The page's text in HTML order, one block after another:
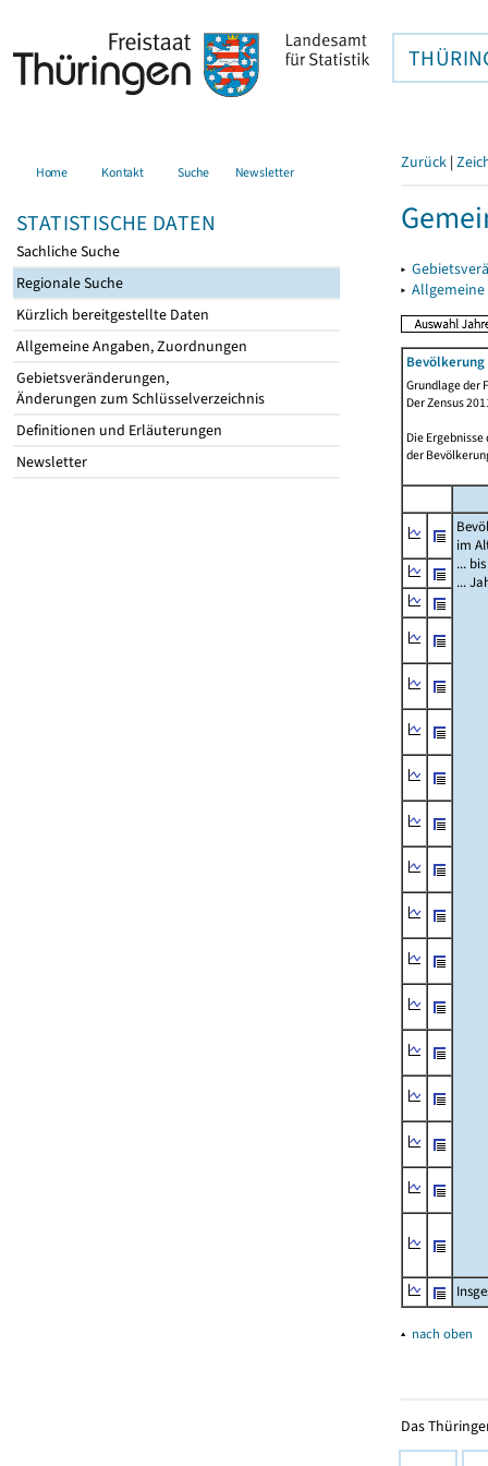
Home Kontakt Suche Newsletter
STATISTISCHE DATEN
Sachliche Suche
Regionale Suche
Kürzlich bereitgestellte Daten
Allgemeine Angaben, Zuordnungen
Gebietsveränderungen,
Änderungen zum Schlüsselverzeichnis
Definitionen und Erläuterungen
Newsletter
Zurück |
▸
▸
Grundlage der
Der Zensus
Die
der
im
...
...
▴ nach oben
Das